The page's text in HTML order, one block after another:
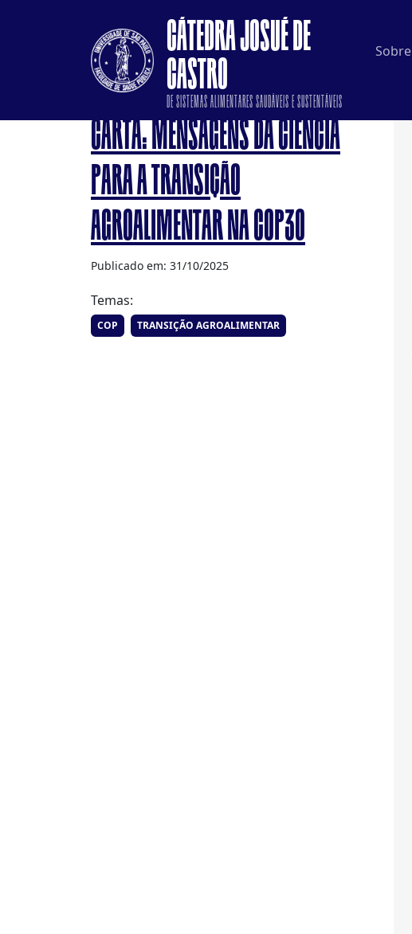
CÁTEDRA JOSUÉ DE
CASTRO
DE SISTEMAS ALIMENTARES SAUDÁVEIS E SUSTENTÁVEIS
Sobre
CARTA: MENSAGENS DA CIÊNCIA
PARA A TRANSIÇÃO
AGROALIMENTAR NA COP30
Publicado em: 31/10/2025
Temas:
COP TRANSIÇÃO AGROALIMENTAR